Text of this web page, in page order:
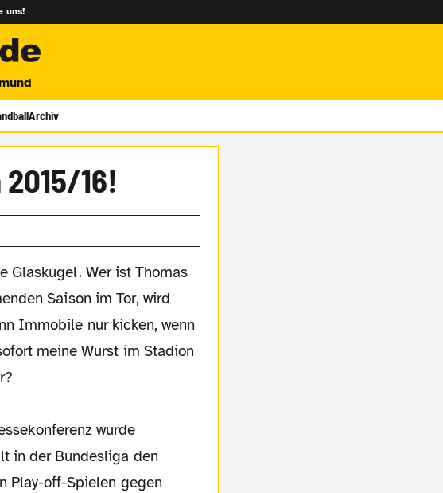
uns!
Archiv
16!
Glaskugel. Wer ist Thomas
Saison im Tor, wird
Immobile nur kicken, wenn
meine Wurst im Stadion
wurde
in der Bundesliga den
Play-off-Spielen gegen